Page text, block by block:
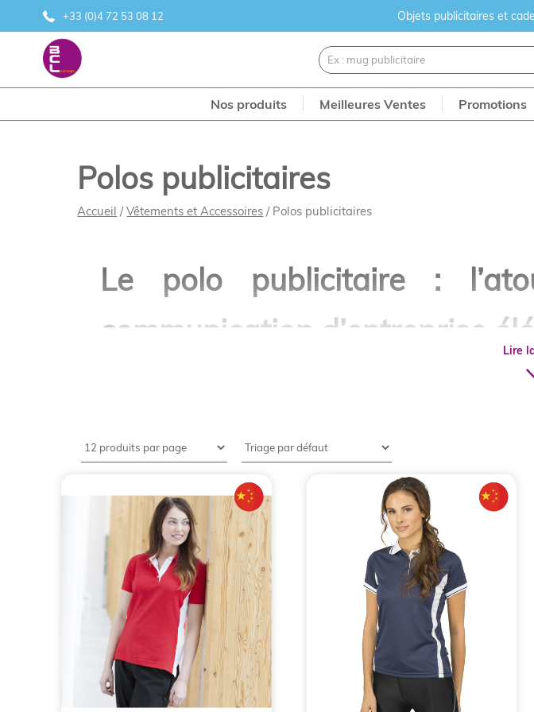
+33 (0)4 72 53 08 12 Objets publicitaires et
Nos produits Meilleures Ventes Promotions
Polos publicitaires
Accueil /Vêtements et Accessoires / Polos publicitaires
Le polo publicitaire :
communication d’entreprise
, s’il est un vêtement qui
Depuis 1996,BCL Conceptaccompagne les professionnels dans la
. Forts de notre expertise de près de trois décennies, nous
constant. Pourquoi cet engouement ? Comment bien choisir son modèle ?
cœur de l’expertise BCL Concept pour transformer un simple vêtement en
Lire